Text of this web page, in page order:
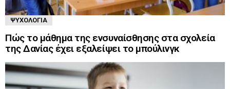
ΨΥΧΟΛΟΓΊΑ
Πώς το μάθημα της ενσυναίσθησης στα σχολεία
της Δανίας έχει εξαλείψει το μπούλινγκ